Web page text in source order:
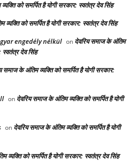
को समर्पित है योगी सरकार: स्वतंत्र देव सिंह
व्यक्ति को समर्पित है योगी सरकार: स्वतंत्र देव सिंह
engedély nélkül on देवरिय समाज के अंतिम
स्वतंत्र देव सिंह
समाज के अंतिम व्यक्ति को समर्पित है योगी सरकार:
on देवरिय समाज के अंतिम व्यक्ति को समर्पित है योगी
on देवरिय समाज के अंतिम व्यक्ति को समर्पित है योगी
व्यक्ति को समर्पित है योगी सरकार: स्वतंत्र देव सिंह